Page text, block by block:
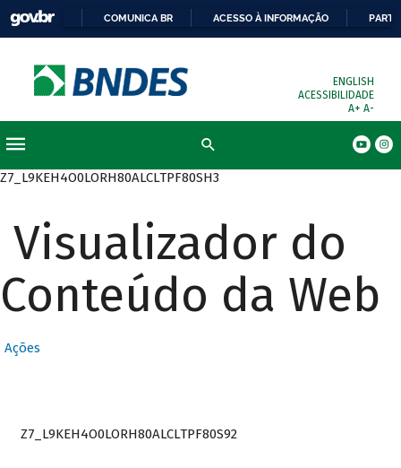
COMUNICA BR ACESSO À INFORMAÇÃO
ENGLISH
ACESSIBILIDADE
A+ A-
Z7_L9KEH4O0LORH80ALCLTPF80SH3
Visualizador do
Conteúdo da Web
Ações
Z7_L9KEH4O0LORH80ALCLTPF80S92